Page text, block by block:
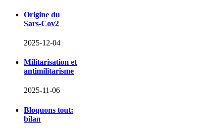
Origine du
Sars-Cov2
2025-12-04
Militarisation et
antimilitarisme
2025-11-06
Bloquons tout:
bilan